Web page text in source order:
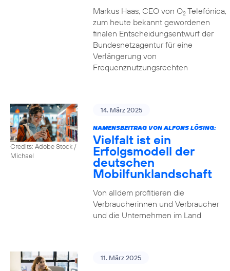
Markus Haas, CEO von O2Telefónica,
zum heute bekannt gewordenen
finalen Entscheidungsentwurf der
Bundesnetzagentur für eine
Verlängerung von
Frequenznutzungsrechten
Credits: Adobe Stock /
Michael
14. März 2025
NAMENSBEITRAG VON ALFONS LÖSING:
Vielfalt ist ein
Erfolgsmodell der
deutschen
Mobilfunklandschaft
Von alldem profitieren die
Verbraucherinnen und Verbraucher
und die Unternehmen im Land
11. März 2025